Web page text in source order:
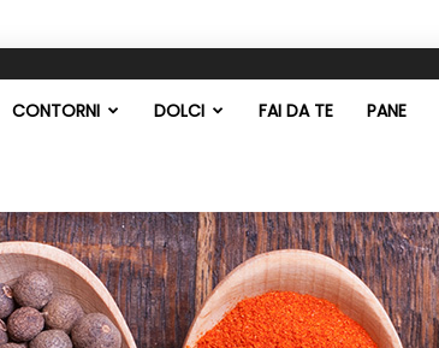
CONTORNI DOLCI FAI DA TE PANE